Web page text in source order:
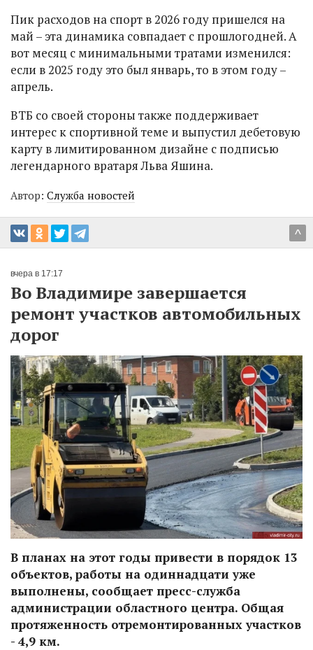
Пик расходов на спорт в 2026 году пришелся на
май – эта динамика совпадает с прошлогодней. А
вот месяц с минимальными тратами изменился:
если в 2025 году это был январь, то в этом году –
апрель.
ВТБ со своей стороны также поддерживает
интерес к спортивной теме и выпустил дебетовую
карту в лимитированном дизайне с подписью
легендарного вратаря Льва Яшина.
Автор: Служба новостей
^
вчера в 17:17
Во Владимире завершается
ремонт участков автомобильных
дорог
В планах на этот годы привести в порядок 13
объектов, работы на одиннадцати уже
выполнены, сообщает пресс-служба
администрации областного центра. Общая
протяженность отремонтированных участков
- 4,9 км.